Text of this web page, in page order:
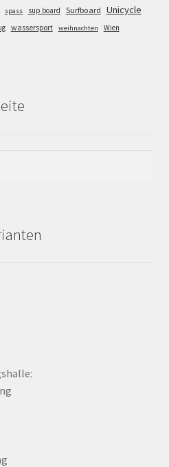
spass sup board Surfboard Unicycle
wassersport weihnachten
Wien